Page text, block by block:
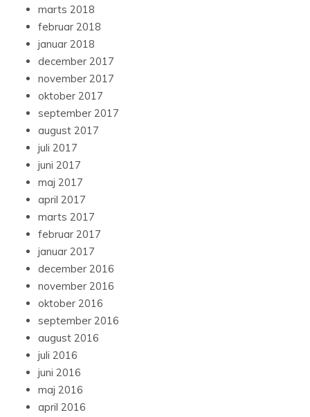
marts 2018
februar 2018
januar 2018
december 2017
november 2017
oktober 2017
september 2017
august 2017
juli 2017
juni 2017
maj 2017
april 2017
marts 2017
februar 2017
januar 2017
december 2016
november 2016
oktober 2016
september 2016
august 2016
juli 2016
juni 2016
maj 2016
april 2016